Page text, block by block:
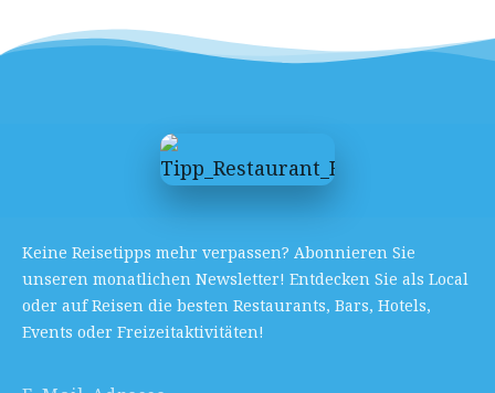
Keine Reisetipps mehr verpassen? Abonnieren Sie
unseren monatlichen Newsletter! Entdecken Sie als Local
oder auf Reisen die besten Restaurants, Bars, Hotels,
Events oder Freizeitaktivitäten!